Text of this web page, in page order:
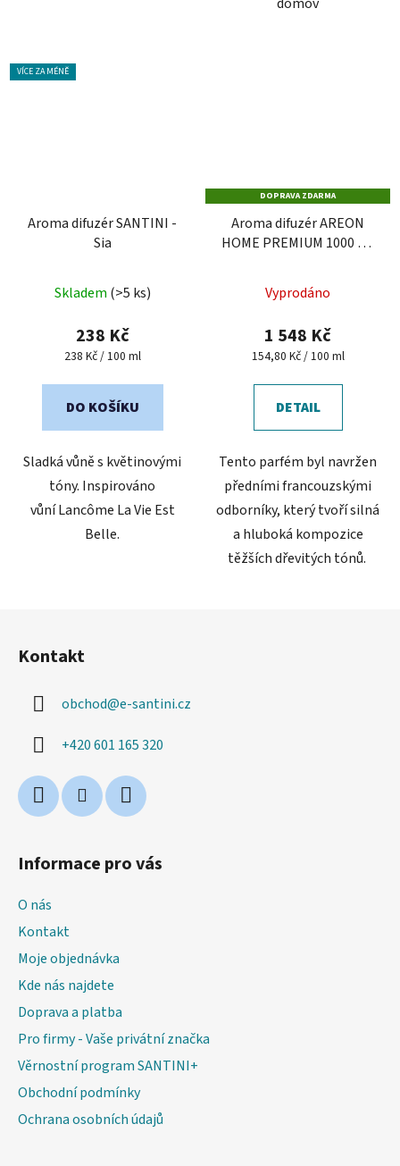
VÍCE ZA MÉNĚ
Aroma difuzér SANTINI -
Sia
hodnocení
produktu
je
z
Skladem (>5 ks)
238 Kč
Měrná
238 Kč / 100 ml
DO KOŠÍKU
Sladká vůně s květinovými
tóny. Inspirováno
vůní Lancôme La Vie Est
Belle.
DOPRAVA ZDARMA
Aroma difuzér AREON
HOME PREMIUM 1000 ml
Vyprodáno
1 548 Kč
Měrná
154,80 Kč / 100 ml
DETAIL
Tento parfém byl navržen
předními francouzskými
odborníky, který tvoří silná
a hluboká kompozice
těžších dřevitých tónů.
Kontakt
obchod@e-santini.cz
+420 601 165 320
Informace pro vás
O nás
Kontakt
Moje objednávka
Kde nás najdete
Doprava a platba
Pro firmy - Vaše privátní značka
Věrnostní program SANTINI+
Obchodní podmínky
Ochrana osobních údajů